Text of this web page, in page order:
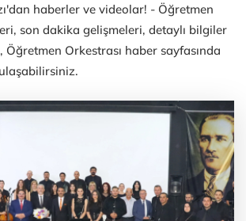
haberler ve videolar! - Öğretmen
son dakika gelişmeleri, detaylı bilgiler
Orkestrası haber sayfasında